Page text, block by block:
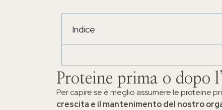
Indice
Proteine prima o dopo
Per capire se è meglio assumere le proteine
crescita e il mantenimento del nostro
Per età
Per sport